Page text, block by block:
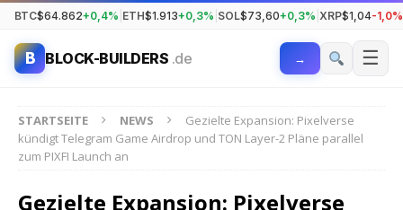
BTC$64.862+0,4% ETH$1.913+0,3% SOL$73,60+0,3% XRP$1,04-1,0%
B BLOCK-BUILDERS .de → ☰
STARTSEITE NEWS
Gezielte Expansion: Pixelverse
kündigt Telegram Game Airdrop und TON Layer-2 Pläne parallel
zum PIXFI Launch an
Gezielte Expansion: Pixelverse